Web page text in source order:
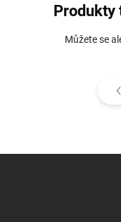
Produkty
Můžete se